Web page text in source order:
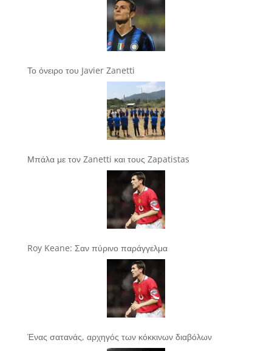
Το όνειρο του Javier Zanetti
Μπάλα με τον Zanetti και τους Zapatistas
Roy Keane: Σαν πύρινο παράγγελμα
Ένας σατανάς, αρχηγός των κόκκινων διαβόλων